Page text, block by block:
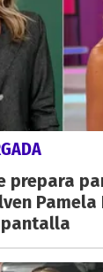
prepara
Pamela